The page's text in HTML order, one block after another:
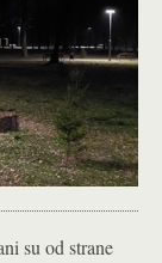
su od strane